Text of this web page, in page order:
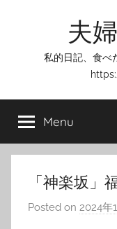
夫
私的日記、食べ
Menu
「神楽坂」
Posted on 2024年